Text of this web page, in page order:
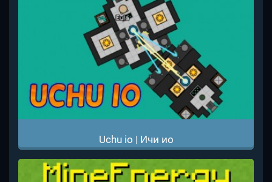
Uchu io | Ичи ио